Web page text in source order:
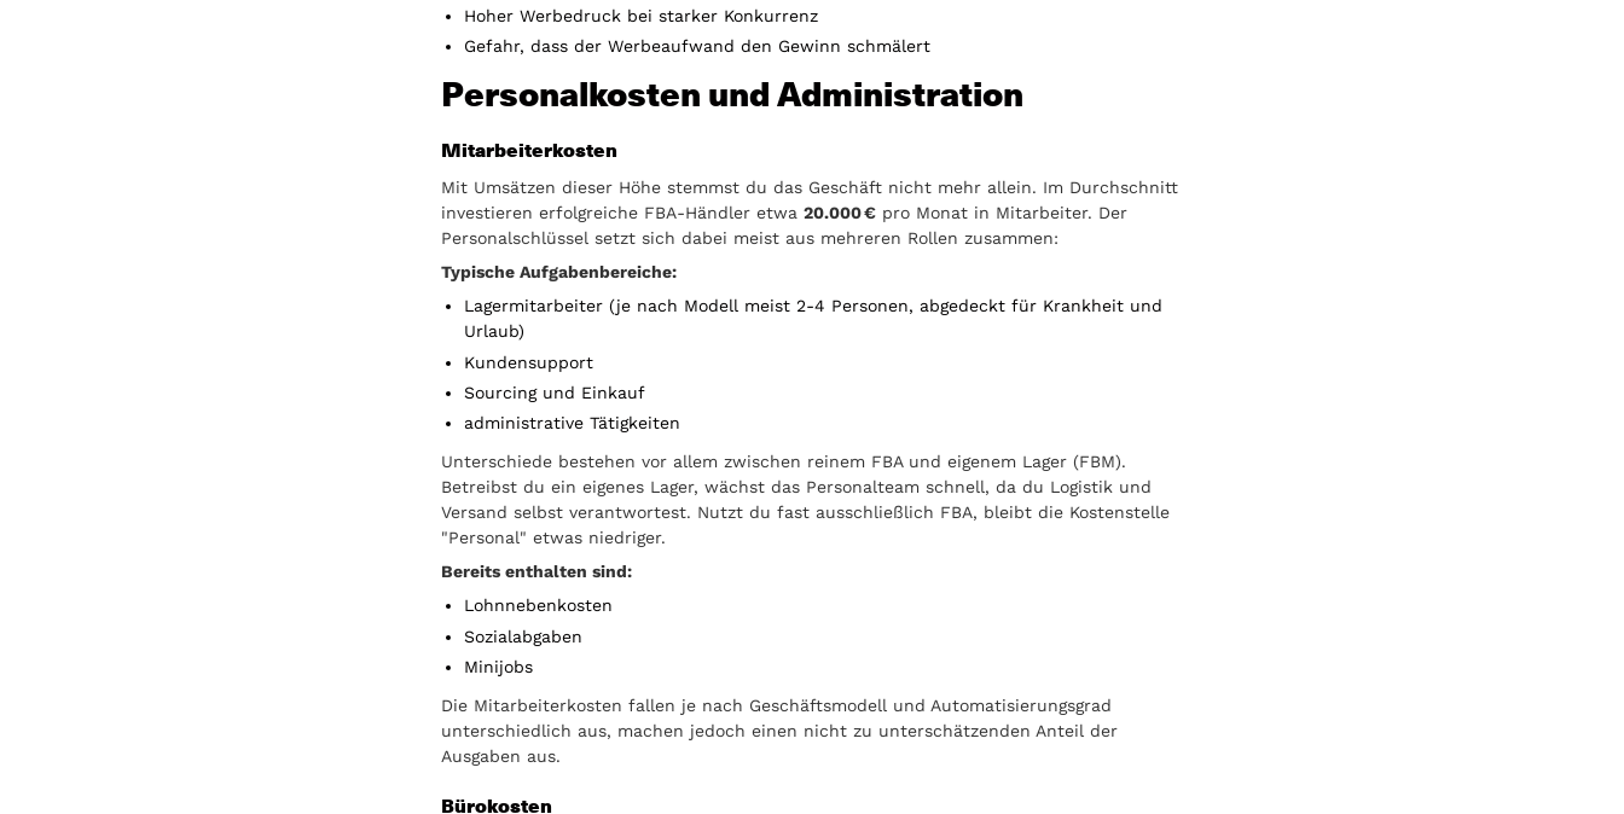
Hoher Werbedruck bei starker Konkurrenz
Gefahr, dass der Werbeaufwand den Gewinn schmälert
Personalkosten und Administration
Mitarbeiterkosten
Mit Umsätzen dieser Höhe stemmst du das Geschäft nicht mehr allein. Im Durchschnitt
investieren erfolgreiche FBA-Händler etwa20.000 € pro Monat in Mitarbeiter. Der
Personalschlüssel setzt sich dabei meist aus mehreren Rollen zusammen:
Typische Aufgabenbereiche:
Lagermitarbeiter (je nach Modell meist 2-4 Personen, abgedeckt für Krankheit und
Urlaub)
Kundensupport
Sourcing und Einkauf
administrative Tätigkeiten
Unterschiede bestehen vor allem zwischen reinem FBA und eigenem Lager (FBM).
Betreibst du ein eigenes Lager, wächst das Personalteam schnell, da du Logistik und
Versand selbst verantwortest. Nutzt du fast ausschließlich FBA, bleibt die Kostenstelle
"Personal" etwas niedriger.
Bereits enthalten sind:
Lohnnebenkosten
Sozialabgaben
Minijobs
Die Mitarbeiterkosten fallen je nach Geschäftsmodell und Automatisierungsgrad
unterschiedlich aus, machen jedoch einen nicht zu unterschätzenden Anteil der
Ausgaben aus.
Bürokosten